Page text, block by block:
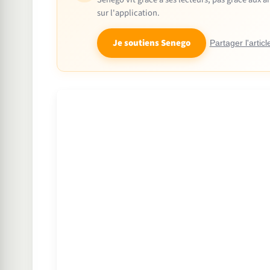
sur l'application.
Je soutiens Senego Partager